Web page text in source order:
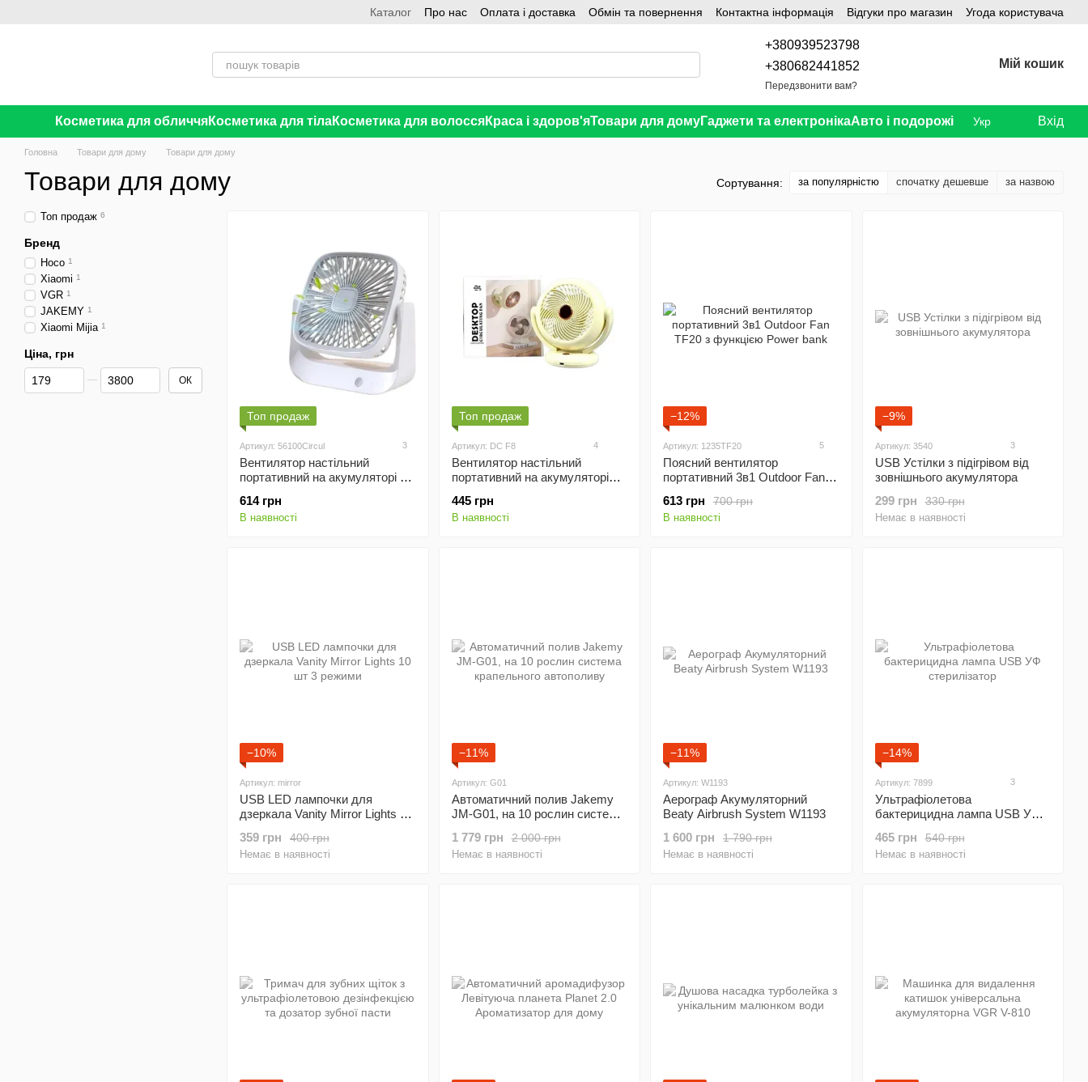
Каталог Про нас Оплата і доставка Обмін та повернення Контактна інформація Відгуки про магазин Угода користувача
+380939523798
+380682441852
Передзвонити вам?
Мій кошик
Косметика для обличчяКосметика для тілаКосметика для волоссяКраса і здоров'яТовари для домуГаджети та електронікаАвто і подорожі Укр Вхід
Головна Товари для дому Товари для дому
Товари для дому Сортування: за популярністю спочатку дешевше за назвою
Топ продаж
Артикул: 56100Circul 3
Вентилятор настільний
портативний на акумуляторі 23
614 грн
В наявності
Топ продаж
Артикул: DC F8 4
Вентилятор настільний
портативний на акумуляторі
445 грн
В наявності
−12%
Артикул: 1235TF20 5
Поясний вентилятор
портативний 3в1 Outdoor Fan
700 грн
613 грн
В наявності
−9%
Артикул: 3540 3
USB Устілки з підігрівом від
зовнішнього акумулятора
330 грн
299 грн
Немає в наявності
−10%
Артикул: mirror
USB LED лампочки для
дзеркала Vanity Mirror Lights 10
400 грн
359 грн
Немає в наявності
−11%
Артикул: G01
Автоматичний полив Jakemy
JM-G01, на 10 рослин система
2 000 грн
1 779 грн
Немає в наявності
−11%
Артикул: W1193
Аерограф Акумуляторний
Beaty Airbrush System W1193
1 790 грн
1 600 грн
Немає в наявності
−14%
Артикул: 7899 3
Ультрафіолетова
бактерицидна лампа USB УФ
540 грн
465 грн
Немає в наявності
Топ продаж 6
Бренд
Hoco 1
Xiaomi 1
VGR 1
JAKEMY 1
Xiaomi Mijia 1
Ціна, грн
Від Ціна, грн
До Ціна, грн ОК